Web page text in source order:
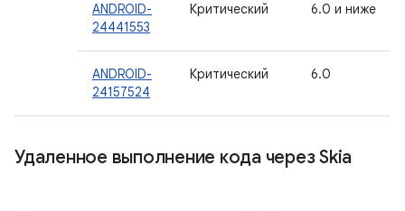
ANDROID-
24441553
Критический 6.0 и ниже
ANDROID-
24157524
Критический 6.0
Удаленное выполнение кода через Skia